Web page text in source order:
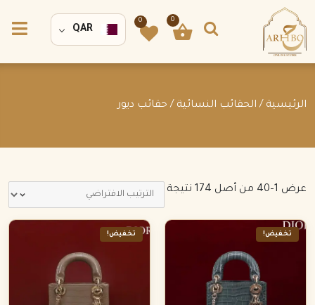
0
0
QAR
الرئيسية / الحقائب النسائية / حقائب ديور
عرض 1–40 من أصل 174 نتيجة
تخفيض! تخفيض!